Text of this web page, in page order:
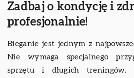
Zadbaj o kondycję i
profesjonalnie!
Bieganie jest jednym z
Nie wymaga specjalnego
sprzętu i długich treningów.